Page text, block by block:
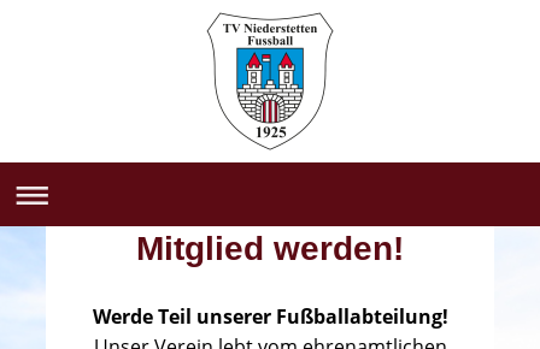
Mitglied werden!
Werde Teil unserer Fußballabteilung!